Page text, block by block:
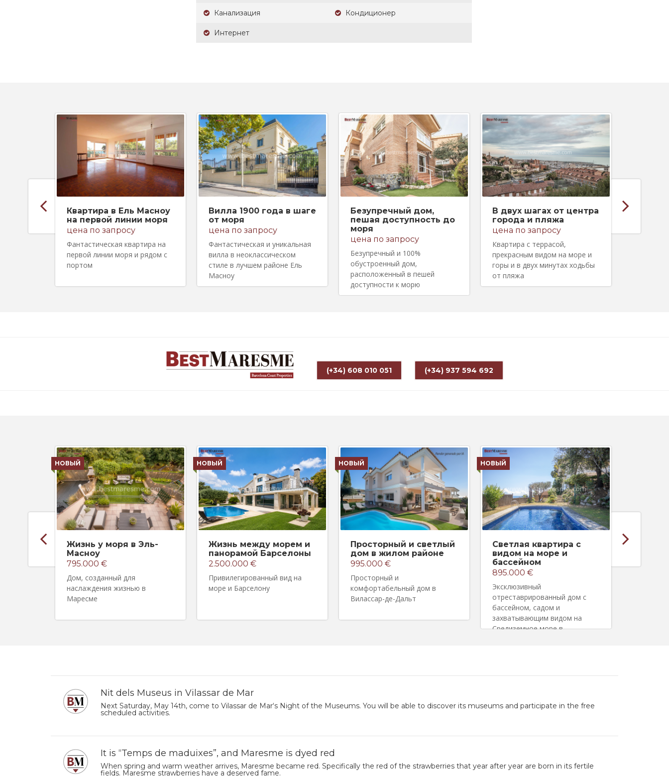
Канализация
Интернет
Кондиционер
Квартира в Ель Масноу
на первой линии моря
цена по запросу
Фантастическая квартира на
первой линии моря и рядом с
портом
Вилла 1900 года в шаге
от моря
цена по запросу
Фантастическая и уникальная
вилла в неоклассическом
стиле в лучшем районе Ель
Масноу
Безупречный дом,
пешая доступность до
моря
цена по запросу
Безупречный и 100%
обустроенный дом,
расположенный в пешей
доступности к морю
В двух шагах от центра
города и пляжа
цена по запросу
Квартира с террасой,
прекрасным видом на море и
горы и в двух минутах ходьбы
от пляжа
(+34) 608 010 051 (+34) 937 594 692
НОВЫЙ
Жизнь у моря в Эль-
Масноу
795.000 €
Дом, созданный для
наслаждения жизнью в
Маресме
НОВЫЙ
Жизнь между морем и
панорамой Барселоны
2.500.000 €
Привилегированный вид на
море и Барселону
НОВЫЙ
Просторный и светлый
дом в жилом районе
995.000 €
Просторный и
комфортабельный дом в
Вилассар-де-Дальт
НОВЫЙ
Светлая квартира с
видом на море и
бассейном
895.000 €
Эксклюзивный
отреставрированный дом с
бассейном, садом и
захватывающим видом на
Средиземное море в
Nit dels Museus in Vilassar de Mar
Next Saturday, May 14th, come to Vilassar de Mar‘s Night of the Museums. You will be able to discover its museums and participate in the free
scheduled activities.
It is “Temps de maduixes”, and Maresme is dyed red
When spring and warm weather arrives, Maresme became red. Specifically the red of the strawberries that year after year are born in its fertile
fields. Maresme strawberries have a deserved fame.